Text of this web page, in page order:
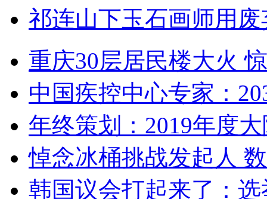
祁连山下玉石画师用
重庆30层居民楼大火
中国疾控中心专家：
年终策划：2019年度
悼念冰桶挑战发起人
韩国议会打起来了：